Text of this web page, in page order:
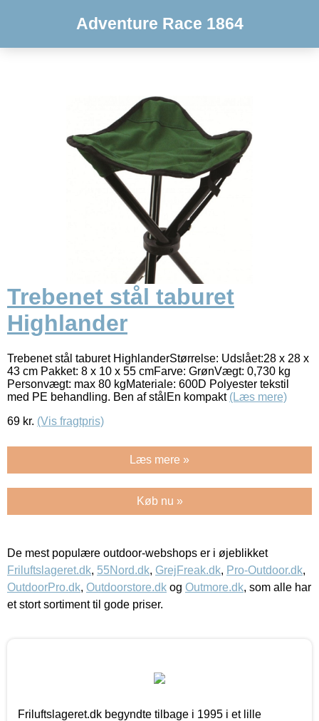
Adventure Race 1864
Trebenet stål taburet
Highlander
Trebenet stål taburet HighlanderStørrelse: Udslået:28 x 28 x
43 cm Pakket: 8 x 10 x 55 cmFarve: GrønVægt: 0,730 kg
Personvægt: max 80 kgMateriale: 600D Polyester tekstil
med PE behandling. Ben af stålEn kompakt (Læs mere)
69 kr. (Vis fragtpris)
Læs mere »
Køb nu »
De mest populære outdoor-webshops er i øjeblikket
Friluftslageret.dk, 55Nord.dk, GrejFreak.dk, Pro-Outdoor.dk,
OutdoorPro.dk, Outdoorstore.dk og Outmore.dk, som alle har
et stort sortiment til gode priser.
Friluftslageret.dk begyndte tilbage i 1995 i et lille